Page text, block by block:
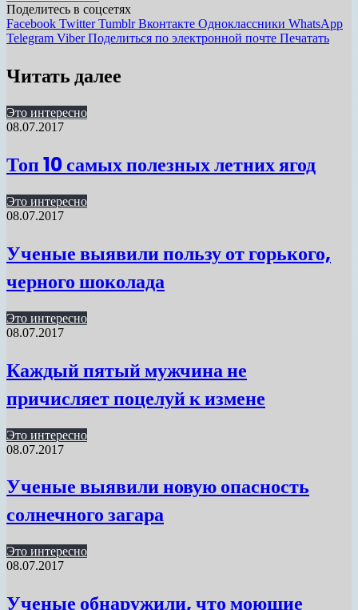
Поделитесь в соцсетях
Facebook Twitter Tumblr Вконтакте Одноклассники WhatsApp
Telegram Viber Поделиться по электронной почте Печатать
Читать далее
Это интересно
08.07.2017
Топ 10 самых полезных летних ягод
Это интересно
08.07.2017
Ученые выявили пользу от горького,
черного шоколада
Это интересно
08.07.2017
Каждый пятый мужчина не
причисляет поцелуй к измене
Это интересно
08.07.2017
Ученые выявили новую опасность
солнечного загара
Это интересно
08.07.2017
Ученые обнаружили, что моющие